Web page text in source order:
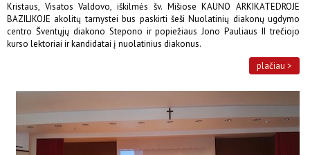
Kristaus, Visatos Valdovo, iškilmės šv. Mišiose KAUNO ARKIKATEDROJE
BAZILIKOJE akolitų tarnystei bus paskirti šeši Nuolatinių diakonų ugdymo
centro Šventųjų diakono Stepono ir popiežiaus Jono Pauliaus II trečiojo
kurso lektoriai ir kandidatai į nuolatinius diakonus.
plačiau >